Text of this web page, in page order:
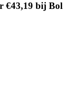
€43,19 bij Bol